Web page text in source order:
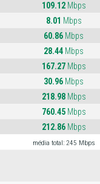
109.12Mbps
8.01 Mbps
60.86 Mbps
28.44 Mbps
167.27Mbps
30.96 Mbps
218.98Mbps
760.45Mbps
212.86Mbps
média total: 245 Mbps